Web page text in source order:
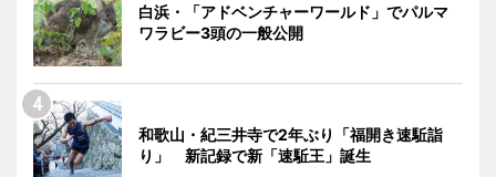
白浜・「アドベンチャーワールド」でパルマ
ワラビー3頭の一般公開
和歌山・紀三井寺で2年ぶり「福開き速駈詣
り」 新記録で新「速駈王」誕生